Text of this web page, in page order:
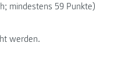
mindestens 59 Punkte)
werden.